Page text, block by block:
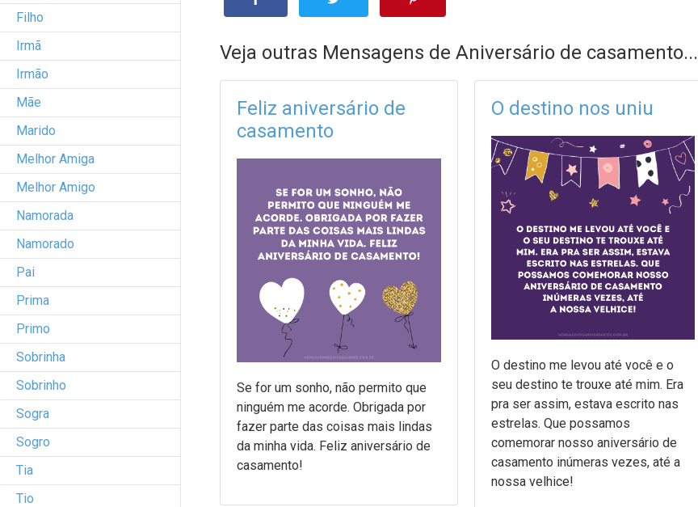
Filho
Irmã
Irmão
Mãe
Marido
Melhor Amiga
Melhor Amigo
Namorada
Namorado
Pai
Prima
Primo
Sobrinha
Sobrinho
Sogra
Sogro
Tia
Tio
Veja outras Mensagens de Aniversário de casamento...
Feliz aniversário de
casamento
Se for um sonho, não permito que
ninguém me acorde. Obrigada por
fazer parte das coisas mais lindas
da minha vida. Feliz aniversário de
casamento!
O destino nos uniu
O destino me levou até você e o
seu destino te trouxe até mim. Era
pra ser assim, estava escrito nas
estrelas. Que possamos
comemorar nosso aniversário de
casamento inúmeras vezes, até a
nossa velhice!